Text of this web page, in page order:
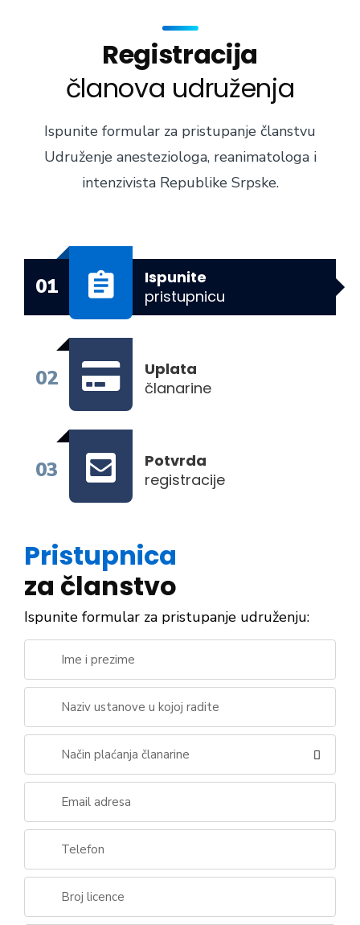
Registracija
članova udruženja
Ispunite formular za pristupanje članstvu
Udruženje anesteziologa, reanimatologa i
intenzivista Republike Srpske.
01
Ispunite
pristupnicu
02
Uplata
članarine
03
Potvrda
registracije
Pristupnica
za članstvo
Ispunite formular za pristupanje udruženju:
Način plaćanja članarine